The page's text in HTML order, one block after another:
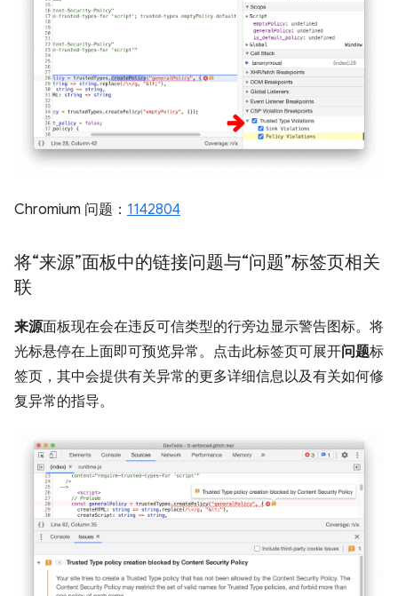
Chromium 问题： 1142804
将“来源”面板中的链接问题与“问题”标签页相关
联
来源面板现在会在违反可信类型的行旁边显示警告图标。将
光标悬停在上面即可预览异常。点击此标签页可展开问题标
签页，其中会提供有关异常的更多详细信息以及有关如何修
复异常的指导。